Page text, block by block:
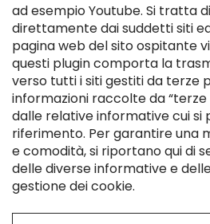
ad esempio Youtube. Si tratta
direttamente dai suddetti siti
pagina web del sito ospitante
questi plugin comporta la
verso tutti i siti gestiti da terze
informazioni raccolte da
dalle relative informative cui si
riferimento. Per garantire una
e comodità, si riportano qui di
delle diverse informative e
gestione dei cookie.